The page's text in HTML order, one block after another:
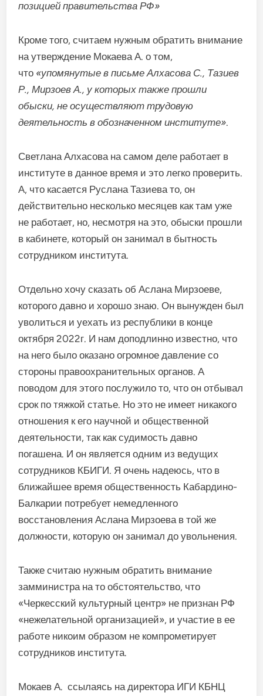
позицией правительства РФ»
Кроме того, считаем нужным обратить внимание
на утверждение Мокаева А. о том,
что «упомянутые в письме Алхасова С., Тазиев
Р., Мирзоев А., у которых также прошли
обыски, не осуществляют трудовую
деятельность в обозначенном институте».
Светлана Алхасова на самом деле работает в
институте в данное время и это легко проверить.
А, что касается Руслана Тазиева то, он
действительно несколько месяцев как там уже
не работает, но, несмотря на это, обыски прошли
в кабинете, который он занимал в бытность
сотрудником института.
Отдельно хочу сказать об Аслана Мирзоеве,
которого давно и хорошо знаю. Он вынужден был
уволиться и уехать из республики в конце
октября 2022г. И нам доподлинно известно, что
на него было оказано огромное давление со
стороны правоохранительных органов. А
поводом для этого послужило то, что он отбывал
срок по тяжкой статье. Но это не имеет никакого
отношения к его научной и общественной
деятельности, так как судимость давно
погашена. И он является одним из ведущих
сотрудников КБИГИ. Я очень надеюсь, что в
ближайшее время общественность Кабардино-
Балкарии потребует немедленного
восстановления Аслана Мирзоева в той же
должности, которую он занимал до увольнения.
Также считаю нужным обратить внимание
замминистра на то обстоятельство, что
«Черкесский культурный центр» не признан РФ
«нежелательной организацией», и участие в ее
работе никоим образом не компрометирует
сотрудников института.
Мокаев А. ссылаясь на директора ИГИ КБНЦ